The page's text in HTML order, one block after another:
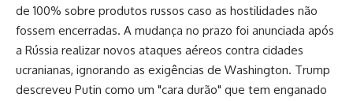
de 100% sobre produtos russos caso as hostilidades não
fossem encerradas. A mudança no prazo foi anunciada após
a Rússia realizar novos ataques aéreos contra cidades
ucranianas, ignorando as exigências de Washington. Trump
descreveu Putin como um "cara durão" que tem enganado